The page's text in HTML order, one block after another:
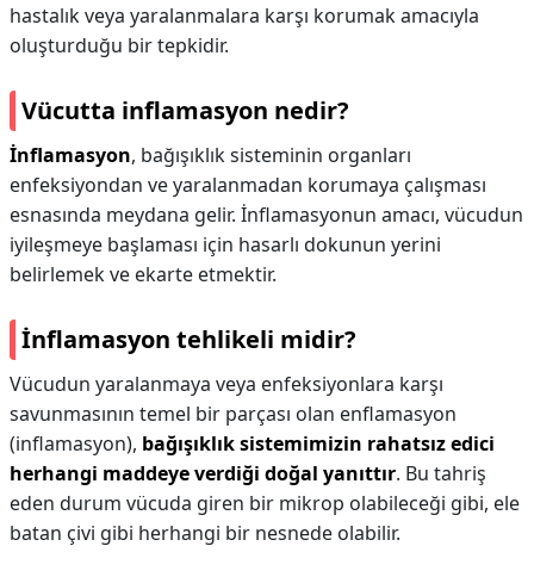
hastalık veya yaralanmalara karşı korumak amacıyla
oluşturduğu bir tepkidir.
Vücutta inflamasyon nedir?
İnflamasyon, bağışıklık sisteminin organları
enfeksiyondan ve yaralanmadan korumaya çalışması
esnasında meydana gelir. İnflamasyonun amacı, vücudun
iyileşmeye başlaması için hasarlı dokunun yerini
belirlemek ve ekarte etmektir.
İnflamasyon tehlikeli midir?
Vücudun yaralanmaya veya enfeksiyonlara karşı
savunmasının temel bir parçası olan enflamasyon
(inflamasyon), bağışıklık sistemimizin rahatsız edici
herhangi maddeye verdiği doğal yanıttır. Bu tahriş
eden durum vücuda giren bir mikrop olabileceği gibi, ele
batan çivi gibi herhangi bir nesnede olabilir.